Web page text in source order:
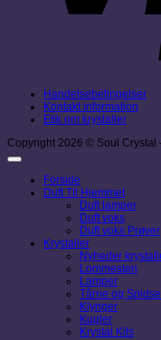
Handelsebetingelser
Kontakt information
Etik om krystaller
Copyright 2026 © Soul Crystal
Forside
Duft Til Hjemmet
Duft lamper
Duft voks
Duft voks Prøver
Krystaller
Nyheder
Lommesten
Lamper
Tårne og
Klynger
Kugler
Krystal Kits